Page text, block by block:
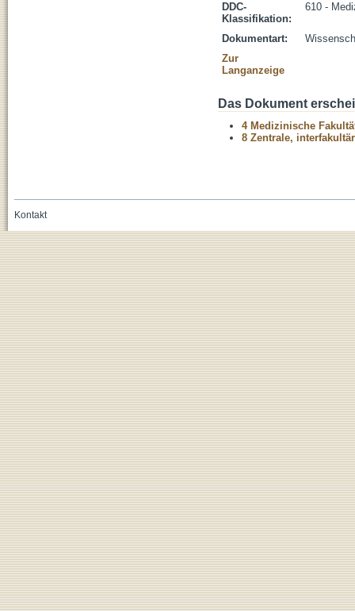
DDC-
Klassifikation:
610 -
Dokumentart:
Zur
Langanzeige
Das Dokument
4 Medizinische
8 Zentrale,
Kontakt